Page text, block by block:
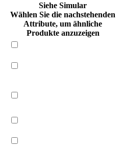
Siehe Simular
Wählen Sie die nachstehenden
Attribute, um ähnliche
Produkte anzuzeigen